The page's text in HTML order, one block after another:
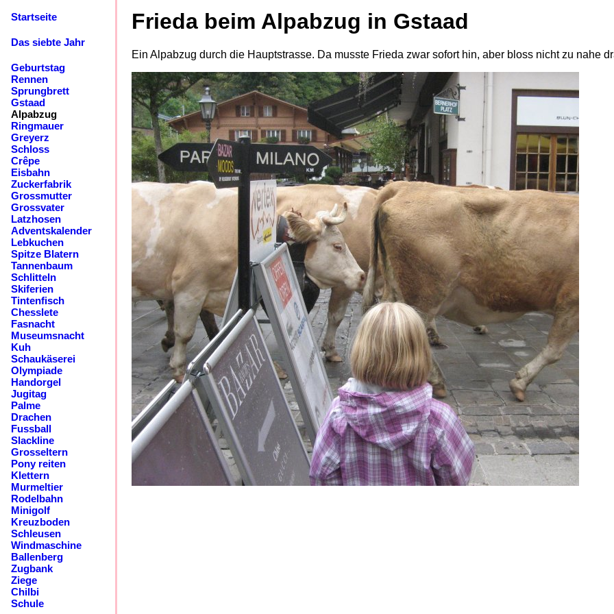
Startseite
Das siebte Jahr
Geburtstag
Rennen
Sprungbrett
Gstaad
Alpabzug
Ringmauer
Greyerz
Schloss
Crêpe
Eisbahn
Zuckerfabrik
Grossmutter
Grossvater
Latzhosen
Adventskalender
Lebkuchen
Spitze Blatern
Tannenbaum
Schlitteln
Skiferien
Tintenfisch
Chesslete
Fasnacht
Museumsnacht
Kuh
Schaukäserei
Olympiade
Handorgel
Jugitag
Palme
Drachen
Fussball
Slackline
Grosseltern
Pony reiten
Klettern
Murmeltier
Rodelbahn
Minigolf
Kreuzboden
Schleusen
Windmaschine
Ballenberg
Zugbank
Ziege
Chilbi
Schule
Frieda beim Alpabzug in Gstaad
Ein Alpabzug durch die Hauptstrasse. Da musste Frieda zwar sofort hin, aber bloss nicht zu nahe